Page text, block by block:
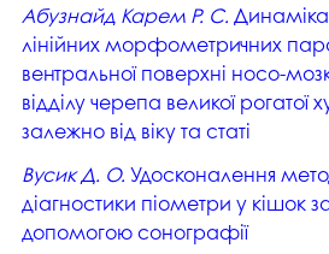
Абузнайд Карем Р. С. Динаміка
лінійних морфометричних
вентральної поверхні носо-
відділу черепа великої рогатої
залежно від віку та статі
Вусик Д. О. Удосконалення
діагностики піометри у кішок
допомогою сонографії